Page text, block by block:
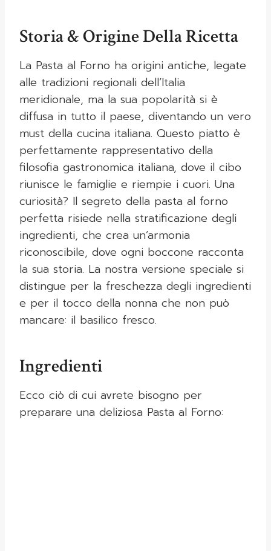
Storia & Origine Della Ricetta
La Pasta al Forno ha origini antiche, legate
alle tradizioni regionali dell’Italia
meridionale, ma la sua popolarità si è
diffusa in tutto il paese, diventando un vero
must della cucina italiana. Questo piatto è
perfettamente rappresentativo della
filosofia gastronomica italiana, dove il cibo
riunisce le famiglie e riempie i cuori. Una
curiosità? Il segreto della pasta al forno
perfetta risiede nella stratificazione degli
ingredienti, che crea un’armonia
riconoscibile, dove ogni boccone racconta
la sua storia. La nostra versione speciale si
distingue per la freschezza degli ingredienti
e per il tocco della nonna che non può
mancare: il basilico fresco.
Ingredienti
Ecco ciò di cui avrete bisogno per
preparare una deliziosa Pasta al Forno: